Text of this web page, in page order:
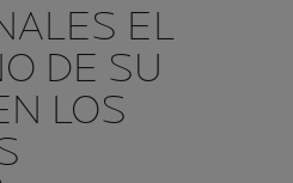
EL
DE SU
LOS